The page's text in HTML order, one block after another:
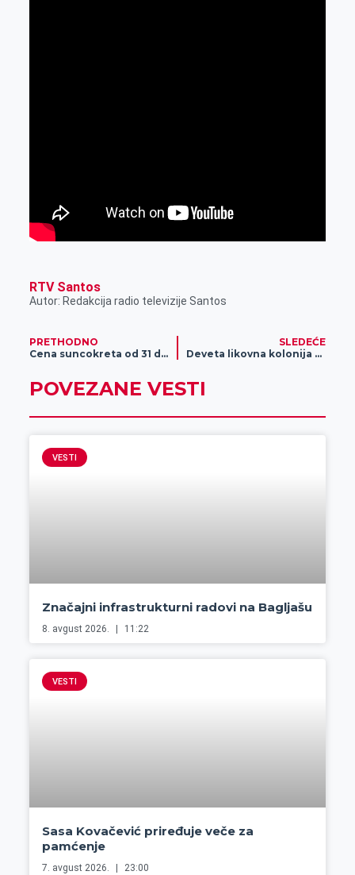
RTV Santos
Autor: Redakcija radio televizije Santos
PRETHODNO
Cena suncokreta od 31 do 35 dinara
SLEDEĆE
Deveta likovna kolonija Opštine Žitište
POVEZANE VESTI
VESTI
Značajni infrastrukturni radovi na Bagljašu
8. avgust 2026. 11:22
VESTI
Sasa Kovačević priređuje veče za
pamćenje
7. avgust 2026. 23:00